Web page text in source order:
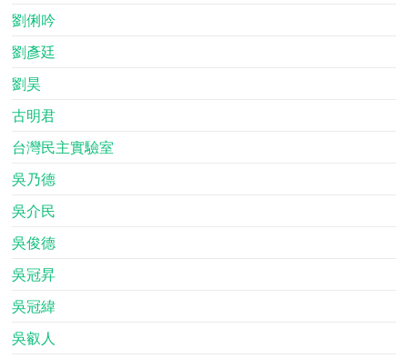
劉俐吟
劉彥廷
劉昊
古明君
台灣民主實驗室
吳乃德
吳介民
吳俊德
吳冠昇
吳冠緯
吳叡人